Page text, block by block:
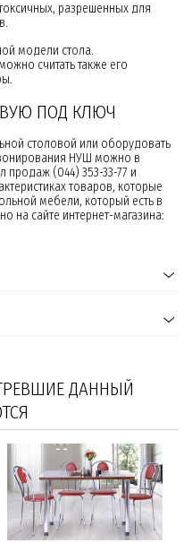
разрешенных для
модели стола.
считать также его
ПОД КЛЮЧ
столовой или оборудовать
НУШ можно в
продаж (044) 353-33-77 и
товаров, которые
мебели, который есть в
на сайте интернет-магазина:
ДАННЫЙ